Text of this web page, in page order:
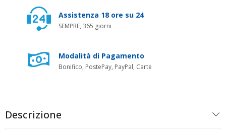
Assistenza 18 ore su 24
SEMPRE, 365 giorni
Modalità di Pagamento
Bonifico, PostePay, PayPal, Carte
Descrizione